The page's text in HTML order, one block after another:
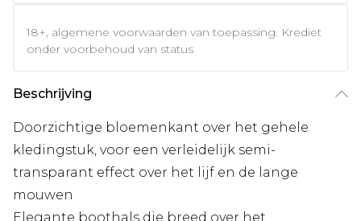
18+, algemene voorwaarden van toepassing. Krediet
onder voorbehoud van status
Beschrijving
Doorzichtige bloemenkant over het gehele
kledingstuk, voor een verleidelijk semi-
transparant effect over het lijf en de lange
mouwen
Elegante boothals die breed over het